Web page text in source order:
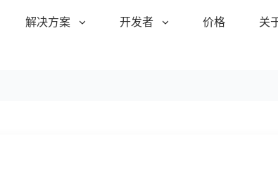
解决方案 开发者 价格 关